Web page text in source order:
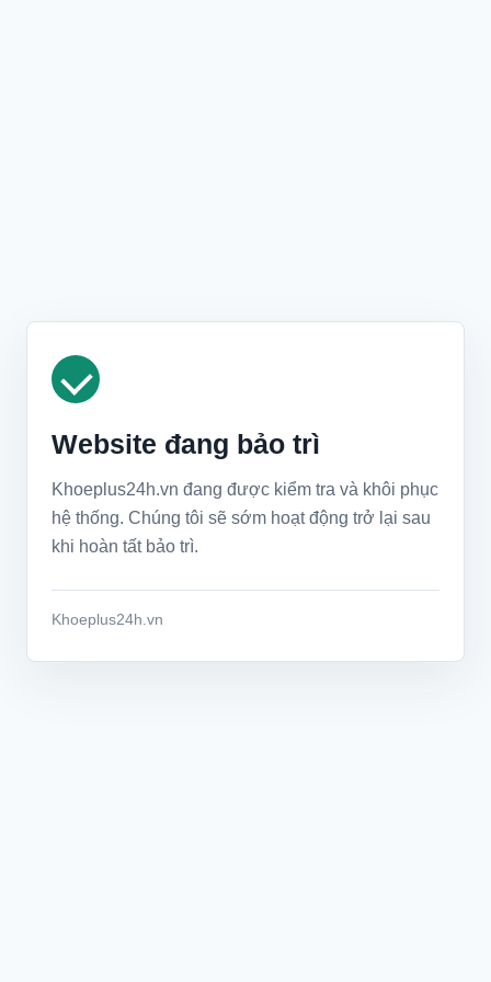
Website đang bảo trì
Khoeplus24h.vn đang được kiểm tra và khôi phục
hệ thống. Chúng tôi sẽ sớm hoạt động trở lại sau
khi hoàn tất bảo trì.
Khoeplus24h.vn